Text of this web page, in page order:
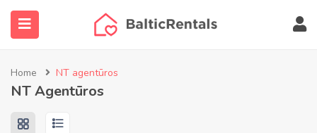
(Agentų paieška)
(Daugiau…)
Home NT agentūros
NT Agentūros